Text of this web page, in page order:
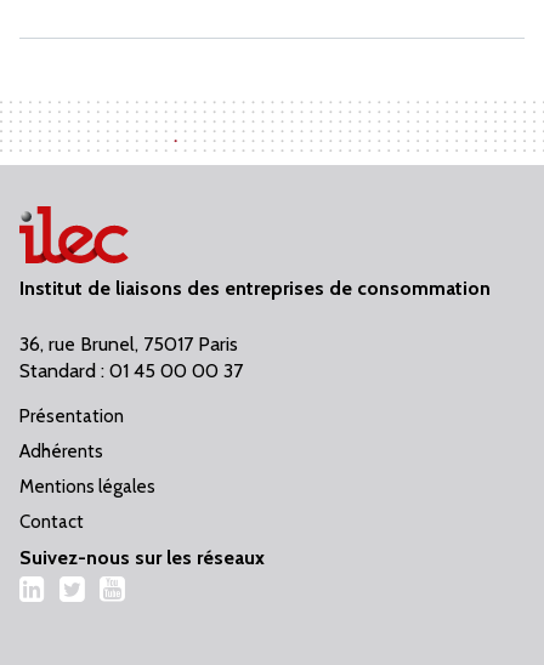
Institut de liaisons des entreprises de consommation
36, rue Brunel, 75017 Paris
Standard : 01 45 00 00 37
Présentation
Adhérents
Mentions légales
Contact
Suivez-nous sur les réseaux
LinkedIn
TwitterYouTube